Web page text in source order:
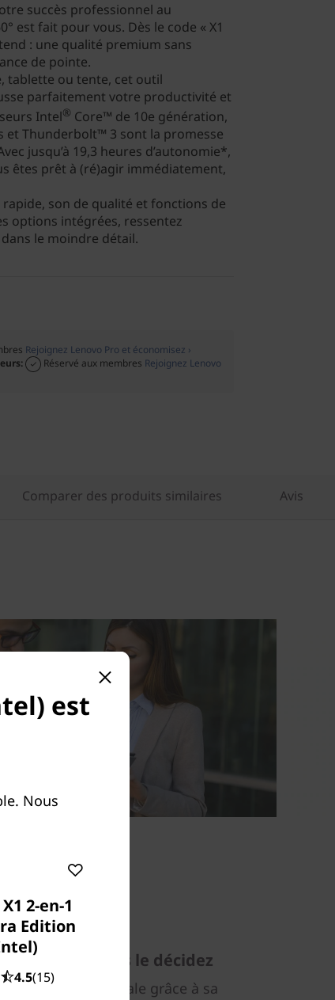
succès professionnel au
est fait pour vous. Dès le code « X1
: une qualité premium sans
de pointe.
tablette ou tente, cet outil
parfaitement votre productivité et
Intel® Core™ de 10e génération,
et Thunderbolt™ 3 sont la promesse
jusqu’à 19,3 heures d’autonomie*,
êtes prêt à (ré)agir immédiatement,
son de qualité et fonctions de
options intégrées, ressentez
le moindre détail.
Rejoignez Lenovo Pro et économisez ›
Réservé aux membres Rejoignez Lenovo
Comparer des produits similaires Avis
lorsque vous le décidez
réactivité maximale grâce à sa
est
Nous
2-en-1
Edition
4.5(15)